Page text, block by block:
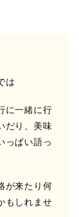
は
に一緒に行
だり、美味
っぱい語っ
が来たり何
もしれませ